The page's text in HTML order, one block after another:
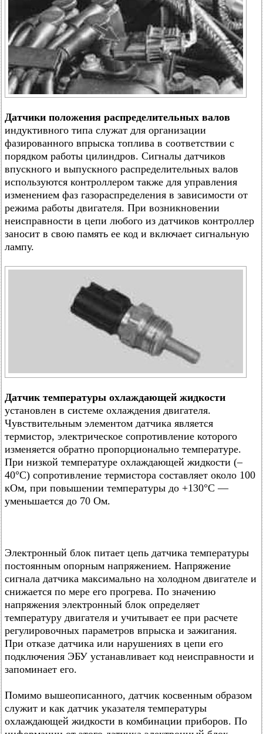
Датчики положения распределительных валов
индуктивного типа служат для организации
фазированного впрыска топлива в соответствии с
порядком работы цилиндров. Сигналы датчиков
впускного и выпускного распределительных валов
используются контроллером также для управления
изменением фаз газораспределения в зависимости от
режима работы двигателя. При возникновении
неисправности в цепи любого из датчиков контроллер
заносит в свою память ее код и включает сигнальную
лампу.
Датчик температуры охлаждающей жидкости
установлен в системе охлаждения двигателя.
Чувствительным элементом датчика является
термистор, электрическое сопротивление которого
изменяется обратно пропорционально температуре.
При низкой температуре охлаждающей жидкости (–
40°C) сопротивление термистора составляет около 100
кОм, при повышении температуры до +130°C —
уменьшается до 70 Ом.
Электронный блок питает цепь датчика температуры
постоянным опорным напряжением. Напряжение
сигнала датчика максимально на холодном двигателе и
снижается по мере его прогрева. По значению
напряжения электронный блок определяет
температуру двигателя и учитывает ее при расчете
регулировочных параметров впрыска и зажигания.
При отказе датчика или нарушениях в цепи его
подключения ЭБУ устанавливает код неисправности и
запоминает его.
Помимо вышеописанного, датчик косвенным образом
служит и как датчик указателя температуры
охлаждающей жидкости в комбинации приборов. По